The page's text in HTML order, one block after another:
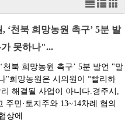
‘천북 희망농원 촉구’ 5분 발
못하나"...
천북 희망농원 촉구’ 5분 발언 "말
"희망농원은 시의원이 “빨리하
해결될 사업이 아니다.경주시,
주민·토지주와 13~14차례 협의
상에